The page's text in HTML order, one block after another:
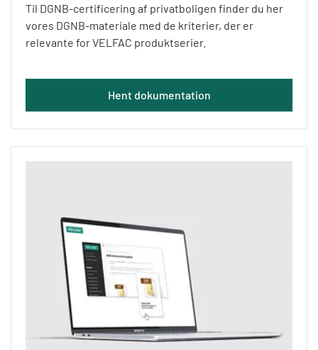
Til DGNB-certificering af privatboligen finder du her
vores DGNB-materiale med de kriterier, der er
relevante for VELFAC produktserier.
Hent dokumentation